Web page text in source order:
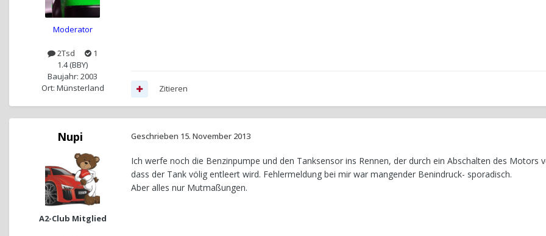
Moderator
2Tsd
1
1.4 (BBY)
Baujahr: 2003
Ort: Münsterland
Zitieren
Nupi
A2-Club Mitglied
Geschrieben 15. November 2013
Ich werfe noch die Benzinpumpe und den Tanksensor ins Rennen, der durch ein Abschalten des Motors
dass der Tank völig entleert wird. Fehlermeldung bei mir war mangender Benindruck- sporadisch.
Aber alles nur Mutmaßungen.